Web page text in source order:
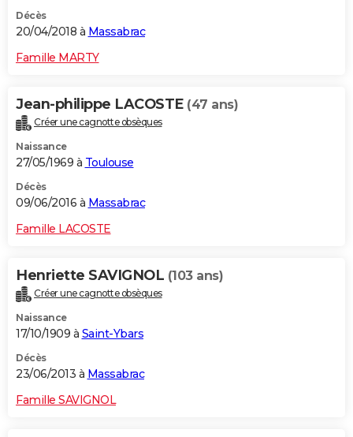
Décès
20/04/2018 à Massabrac
Famille MARTY
Jean-philippe LACOSTE (47 ans)
Créer une cagnotte obsèques
Naissance
27/05/1969 à Toulouse
Décès
09/06/2016 à Massabrac
Famille LACOSTE
Henriette SAVIGNOL (103 ans)
Créer une cagnotte obsèques
Naissance
17/10/1909 à Saint-Ybars
Décès
23/06/2013 à Massabrac
Famille SAVIGNOL